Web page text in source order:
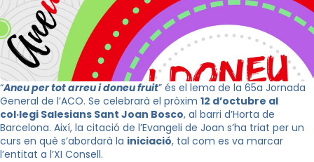
“Aneu per tot arreu i doneu fruit” és el lema de la 65a Jornada
General de l’ACO. Se celebrarà el pròxim 12 d’octubre al
col·legi Salesians Sant Joan Bosco, al barri d’Horta de
Barcelona. Així, la citació de l’Evangeli de Joan s’ha triat per un
curs en què s’abordarà la iniciació, tal com es va marcar
l’entitat a l’XI Consell.